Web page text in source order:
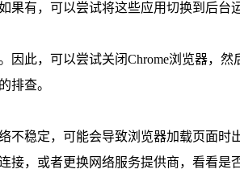
有，可以尝试将这些应用切换到后台
此，可以尝试关闭Chrome浏览器，然
排查。
稳定，可能会导致浏览器加载页面时
，或者更换网络服务提供商，看看是